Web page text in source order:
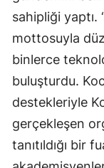
sahipliği yaptı.
mottosuyla
binlerce
buluşturdu.
destekleriyle
gerçekleşen
tanıtıldığı bir